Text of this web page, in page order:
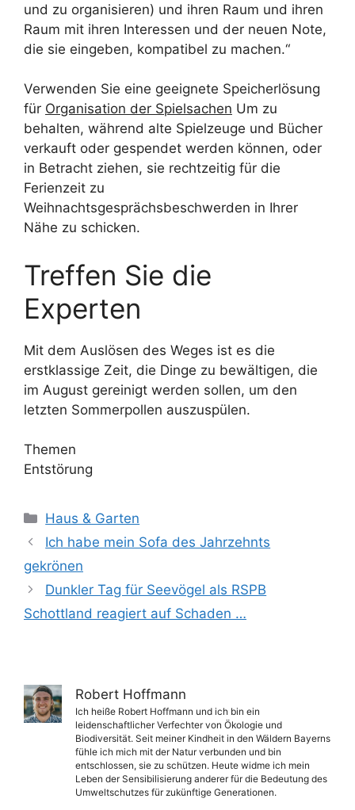
und zu organisieren) und ihren Raum und ihren
Raum mit ihren Interessen und der neuen Note,
die sie eingeben, kompatibel zu machen.“
Verwenden Sie eine geeignete Speicherlösung
für Organisation der Spielsachen Um zu
behalten, während alte Spielzeuge und Bücher
verkauft oder gespendet werden können, oder
in Betracht ziehen, sie rechtzeitig für die
Ferienzeit zu
Weihnachtsgesprächsbeschwerden in Ihrer
Nähe zu schicken.
Treffen Sie die
Experten
Mit dem Auslösen des Weges ist es die
erstklassige Zeit, die Dinge zu bewältigen, die
im August gereinigt werden sollen, um den
letzten Sommerpollen auszuspülen.
Themen
Entstörung
Kategorien
Haus & Garten
Ich habe mein Sofa des Jahrzehnts
gekrönen
Dunkler Tag für Seevögel als RSPB
Schottland reagiert auf Schaden …
Robert Hoffmann
Ich heiße Robert Hoffmann und ich bin ein
leidenschaftlicher Verfechter von Ökologie und
Biodiversität. Seit meiner Kindheit in den Wäldern Bayerns
fühle ich mich mit der Natur verbunden und bin
entschlossen, sie zu schützen. Heute widme ich mein
Leben der Sensibilisierung anderer für die Bedeutung des
Umweltschutzes für zukünftige Generationen.